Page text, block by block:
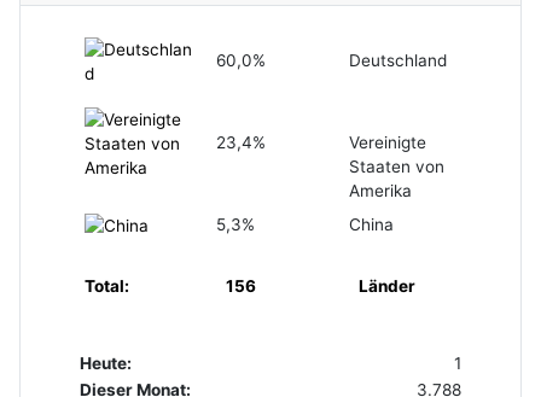
60,0% Deutschland
23,4%
Vereinigte
Staaten von
Amerika
5,3%
China
Total: 156 Länder
Heute:
1
Dieser Monat:
3.788